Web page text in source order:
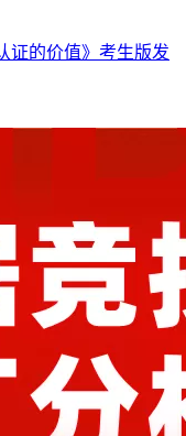
证的价值》考生版发